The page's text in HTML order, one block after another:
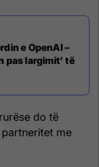
e OpenAI –
pas largimit’ të
do të
me